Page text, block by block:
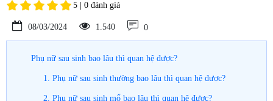
5 | 0 đánh giá
08/03/2024 1.540 0
Phụ nữ sau sinh bao lâu thì quan hệ được?
1. Phụ nữ sau sinh thường bao lâu thì quan hệ được?
2. Phụ nữ sau sinh mổ bao lâu thì quan hệ được?